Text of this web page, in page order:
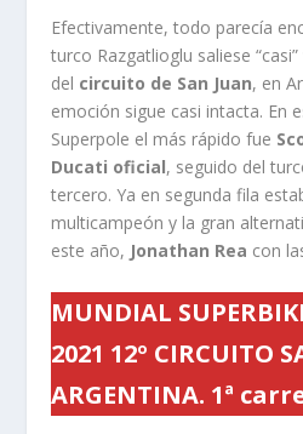
Efectivamente, todo parecía
turco Razgatlioglu saliese
del circuito de San Juan, en
emoción sigue casi intacta. En
Superpole el más rápido fue
Ducati oficial, seguido del
tercero. Ya en segunda fila
multicampeón y la gran
este año, Jonathan Rea con
MUNDIAL
2021 12º CIRCUITO
ARGENTINA. 1ª